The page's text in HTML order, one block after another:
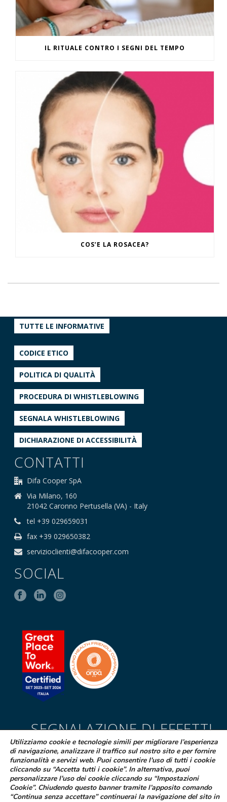
IL RITUALE CONTRO I SEGNI DEL TEMPO
COS’E LA ROSACEA?
TUTTE LE INFORMATIVE
CODICE ETICO
POLITICA DI QUALITÀ
PROCEDURA DI WHISTLEBLOWING
SEGNALA WHISTLEBLOWING
DICHIARAZIONE DI ACCESSIBILITÀ
CONTATTI
Difa Cooper SpA
Via Milano, 160
21042 Caronno Pertusella (VA) - Italy
tel +39 029659031
fax +39 029650382
servizioclienti@difacooper.com
SOCIAL
SEGNALAZIONE DI EFFETTI
INDESIDERATI DA FARMACI
Se sospetti di aver avuto effetti indesiderati durante l’assunzione di
uno dei medicinali Difa Cooper o ne hai riscontrato dei difetti puoi
segnalarlo immediatamente al tuo medico curante, al farmacista
oppure alla struttura sanitaria di riferimento
Utilizziamo cookie e tecnologie simili per migliorare l’esperienza
di navigazione, analizzare il traffico sul nostro sito e per fornire
funzionalità e servizi web. Puoi consentire l'uso di tutti i cookie
cliccando su “Accetta tutti i cookie”. In alternativa, puoi
personalizzare l'uso dei cookie cliccando su “Impostazioni
Cookie”. Chiudendo questo banner tramite l’apposito comando
“Continua senza accettare” continuerai la navigazione del sito in